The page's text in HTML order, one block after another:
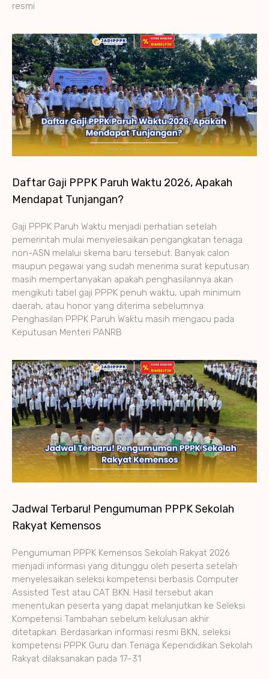
resmi
Daftar Gaji PPPK Paruh Waktu 2026, Apakah
Mendapat Tunjangan?
Gaji PPPK Paruh Waktu menjadi perhatian setelah
pemerintah mulai menyelesaikan pengangkatan tenaga
non-ASN melalui skema baru tersebut. Banyak calon
maupun pegawai yang sudah menerima surat keputusan
masih mempertanyakan apakah penghasilannya akan
mengikuti tabel gaji PPPK penuh waktu, upah minimum
daerah, atau honor yang diterima sebelumnya.
Penghasilan PPPK Paruh Waktu masih mengacu pada
Keputusan Menteri PANRB
Jadwal Terbaru! Pengumuman PPPK Sekolah
Rakyat Kemensos
Pengumuman PPPK Kemensos Sekolah Rakyat 2026
menjadi informasi yang ditunggu oleh peserta setelah
menyelesaikan seleksi kompetensi berbasis Computer
Assisted Test atau CAT BKN. Hasil tersebut akan
menentukan peserta yang dapat melanjutkan ke Seleksi
Kompetensi Tambahan sebelum kelulusan akhir
ditetapkan. Berdasarkan informasi resmi BKN, seleksi
kompetensi PPPK Guru dan Tenaga Kependidikan Sekolah
Rakyat dilaksanakan pada 17–31